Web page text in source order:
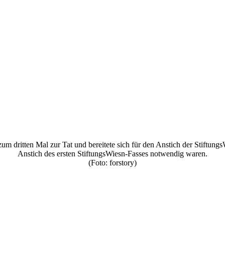
dritten Mal zur Tat und bereitete sich für den Anstich der
Anstich des ersten StiftungsWiesn-Fasses notwendig waren.
(Foto: forstory)